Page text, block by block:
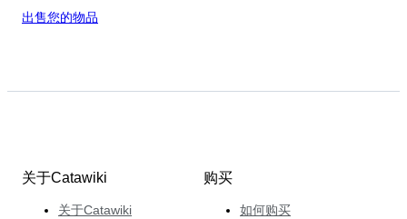
出售您的物品
关于Catawiki
关于Catawiki
购买
如何购买